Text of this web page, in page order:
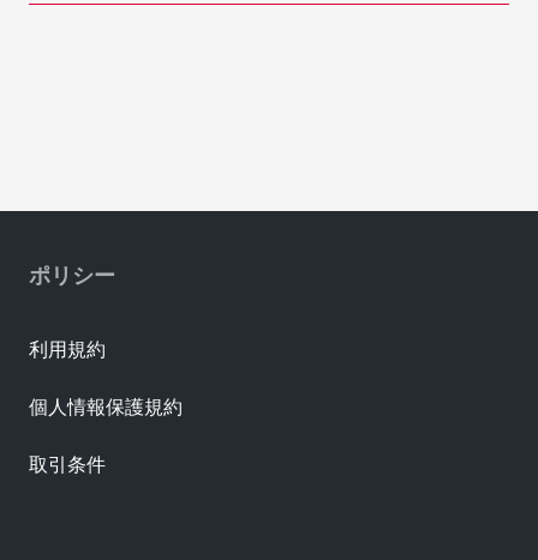
ポリシー
利用規約
個人情報保護規約
取引条件